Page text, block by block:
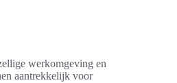
werkomgeving en
aantrekkelijk voor